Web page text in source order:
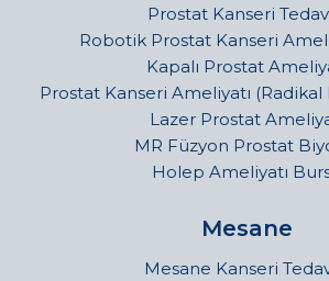
Prostat Kanseri
Robotik Prostat Kanseri
Kapalı Prostat
Prostat Kanseri Ameliyatı
Lazer Prostat
MR Füzyon Prostat
Holep Ameliyatı
Mesane
Mesane Kanseri